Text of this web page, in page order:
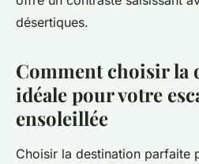
désertiques.
Comment choisir la
idéale pour votre
ensoleillée
Choisir la destination parfaite